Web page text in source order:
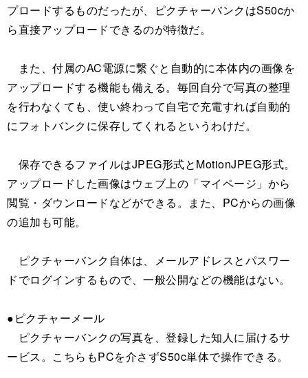
プロードするものだったが、ピクチャーバンクはS50cか
ら直接アップロードできるのが特徴だ。
また、付属のAC電源に繋ぐと自動的に本体内の画像を
アップロードする機能も備える。毎回自分で写真の整理
を行わなくても、使い終わって自宅で充電すれば自動的
にフォトバンクに保存してくれるというわけだ。
保存できるファイルはJPEG形式とMotionJPEG形式。
アップロードした画像はウェブ上の「マイページ」から
閲覧・ダウンロードなどができる。また、PCからの画像
の追加も可能。
ピクチャーバンク自体は、メールアドレスとパスワー
ドでログインするもので、一般公開などの機能はない。
●ピクチャーメール
ピクチャーバンクの写真を、登録した知人に届けるサ
ービス。こちらもPCを介さずS50c単体で操作できる。